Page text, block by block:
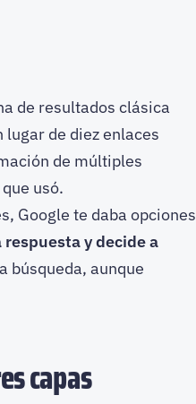
de resultados clásica
lugar de diez enlaces
de múltiples
usó.
Google te daba opciones
respuesta y decide a
búsqueda, aunque
capas